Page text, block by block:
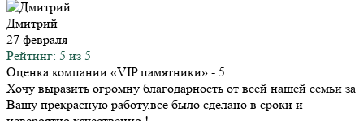
Дмитрий
27 февраля
Рейтинг: 5 из 5
Оценка компании «VIP памятники» - 5
Хочу выразить огромну благодарность от всей нашей семьи за
Вашу прекрасную работу,всё было сделано в сроки и